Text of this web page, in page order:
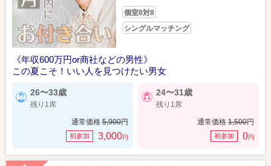
個室8対8
シングルマッチング
《年収600万円or商社などの男性》
この夏こそ！いい人を見つけたい男女
26〜33歳
残り1席
通常価格 5,900円
初参加 3,000円
24〜31歳
残り1席
通常価格 1,500円
初参加 0円